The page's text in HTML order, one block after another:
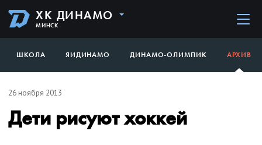
ХК ДИНАМО
МИНСК
ШКОЛА ЯИДИНАМО ДИНАМО-ОЛИМПИК АРХИВ
26 ноября 2013
Дети рисуют хоккей